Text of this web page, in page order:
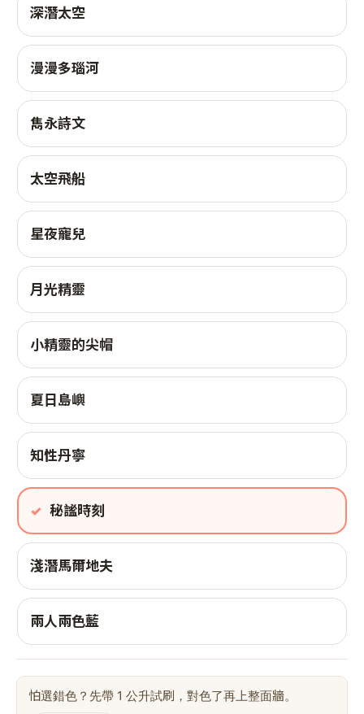
深潛太空
漫漫多瑙河
雋永詩文
太空飛船
星夜寵兒
月光精靈
小精靈的尖帽
夏日島嶼
知性丹寧
秘謐時刻
淺潛馬爾地夫
兩人兩色藍
怕選錯色？先帶 1 公升試刷，對色了再上整面牆。